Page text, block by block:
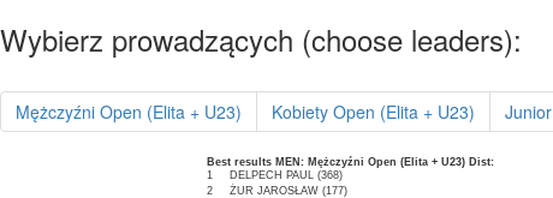
Wybierz prowadzących (choose leaders):
Mężczyźni Open (Elita + U23) Kobiety Open (Elita + U23) Junior
Best results MEN: Mężczyźni Open (Elita + U23) Dist:
1
DELPECH PAUL (368)
2
ŻUR JAROSŁAW (177)